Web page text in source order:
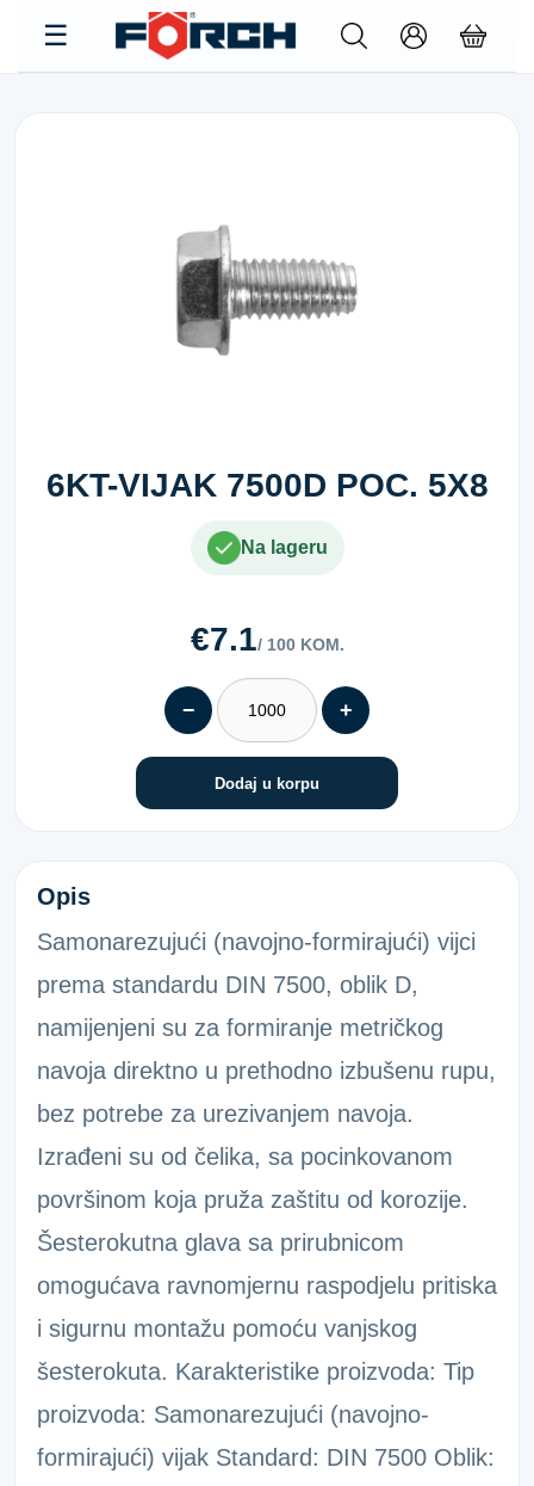
6KT-VIJAK 7500D POC. 5X8
Na lageru
€7.1/ 100 KOM.
− +
Dodaj u korpu
6KT-VIJAK 7500D POC. 5X8
Opis
Samonarezujući (navojno-formirajući) vijci
prema standardu DIN 7500, oblik D,
namijenjeni su za formiranje metričkog
navoja direktno u prethodno izbušenu rupu,
bez potrebe za urezivanjem navoja.
Izrađeni su od čelika, sa pocinkovanom
površinom koja pruža zaštitu od korozije.
Šesterokutna glava sa prirubnicom
omogućava ravnomjernu raspodjelu pritiska
i sigurnu montažu pomoću vanjskog
šesterokuta. Karakteristike proizvoda: Tip
proizvoda: Samonarezujući (navojno-
formirajući) vijak Standard: DIN 7500 Oblik: